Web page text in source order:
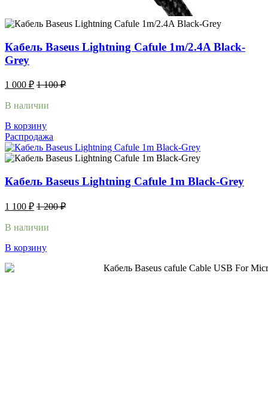
Кабель Baseus Lightning Cafule 1m/2.4A Black-
Grey
1 000 ₽ 1 100₽
В наличии
В корзину
Распродажа
Кабель Baseus Lightning Cafule 1m Black-Grey
1 100 ₽ 1 200₽
В наличии
В корзину